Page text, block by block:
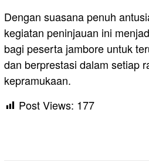
Dengan suasana penuh
kegiatan peninjauan ini
bagi peserta jambore untuk
dan berprestasi dalam setiap
kepramukaan.
Post Views: 177